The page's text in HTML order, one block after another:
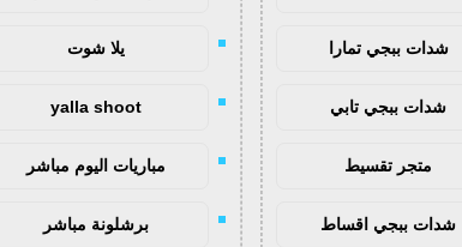
شدات ببجي تمارا
شدات ببجي تابي
متجر تقسيط
شدات ببجي اقساط
يلا شوت
yalla shoot
مباريات اليوم مباشر
برشلونة مباشر